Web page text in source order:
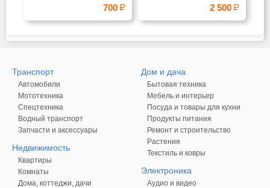
700 2 500
Транспорт
Автомобили
Мототехника
Спецтехника
Водный транспорт
Запчасти и аксессуары
Недвижимость
Квартиры
Комнаты
Дома, коттеджи, дачи
Дом и дача
Бытовая техника
Мебель и интерьер
Посуда и товары для кухни
Продукты питания
Ремонт и строительство
Растения
Текстиль и ковры
Электроника
Аудио и видео